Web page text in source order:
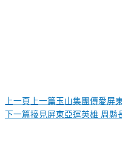
上一頁 上一篇玉山集團傳愛屏
下一篇接見屏東亞運英雄 周縣